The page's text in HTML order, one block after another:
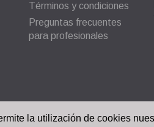
Términos y condiciones
Preguntas frecuentes
para profesionales
la utilización de cookies